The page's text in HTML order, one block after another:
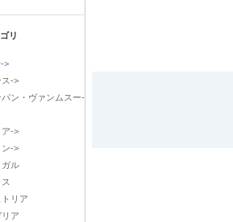
リ
->
->
ン・ヴァンムスー-
->
->
ル
リア
ア